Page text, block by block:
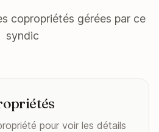
copropriétés gérées par ce
syndic
pour voir les détails